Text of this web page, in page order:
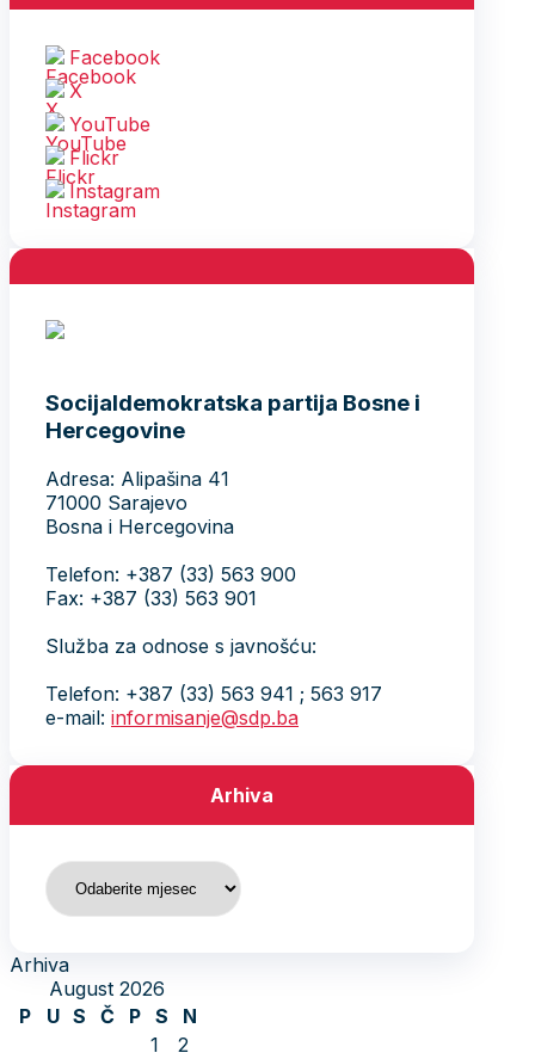
Facebook
X
YouTube
Flickr
Instagram
Socijaldemokratska partija Bosne i
Hercegovine
Adresa: Alipašina 41
71000 Sarajevo
Bosna i Hercegovina
Telefon: +387 (33) 563 900
Fax: +387 (33) 563 901
Služba za odnose s javnošću:
Telefon: +387 (33) 563 941 ; 563 917
e-mail: informisanje@sdp.ba
Arhiva
Arhiva
Arhiva
August 2026
P
U S Č P S
N
1
2